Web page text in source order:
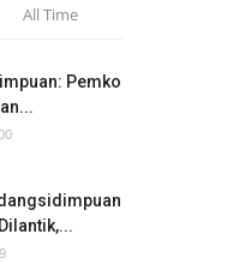
All Time
Pemko